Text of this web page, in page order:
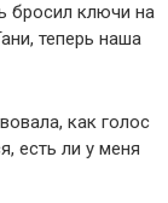
бросил ключи на
теперь наша
как голос
есть ли у меня